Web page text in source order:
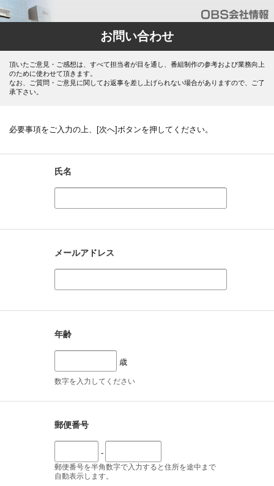
お問い合わせ
頂いたご意見・ご感想は、すべて担当者が目を通し、番組制作の参考および業務向上
のために使わせて頂きます。
なお、ご質問・ご意見に関してお返事を差し上げられない場合がありますので、ご了
承下さい。
必要事項をご入力の上、[次へ]ボタンを押してください。
氏名
メールアドレス
年齢
歳
数字を入力してください
郵便番号
-
郵便番号を半角数字で入力すると住所を途中まで
自動表示します。